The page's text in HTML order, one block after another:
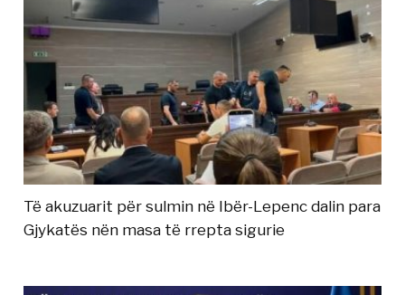
Të akuzuarit për sulmin në Ibër-Lepenc dalin para
Gjykatës nën masa të rrepta sigurie